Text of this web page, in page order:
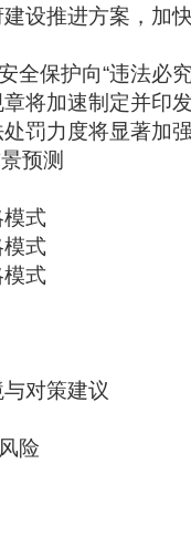
建设推进方案，加
全保护向“违法必
章将加速制定并印
处罚力度将显著加
预测
模式
模式
模式
对策建议
险